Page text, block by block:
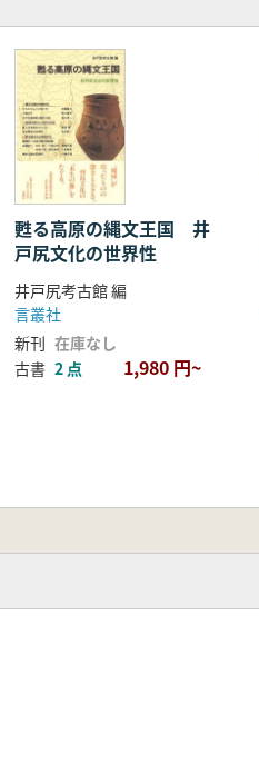
甦る高原の縄文王国 井
戸尻文化の世界性
井戸尻考古館 編
言叢社
新刊 在庫なし
古書 2 点 1,980 円~